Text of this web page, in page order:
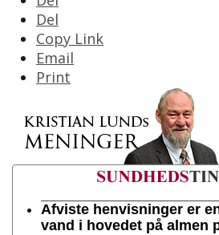
Del
Copy Link
Email
Print
Afviste henvisninger er
vand i hovedet på almen